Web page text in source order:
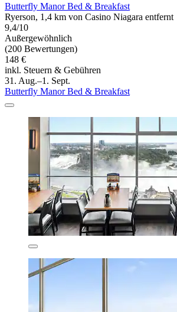
Butterfly Manor Bed & Breakfast
Ryerson, 1,4 km von Casino Niagara entfernt
9,4/10
Außergewöhnlich
(200 Bewertungen)
148 €
inkl. Steuern & Gebühren
31. Aug.–1. Sept.
Butterfly Manor Bed & Breakfast